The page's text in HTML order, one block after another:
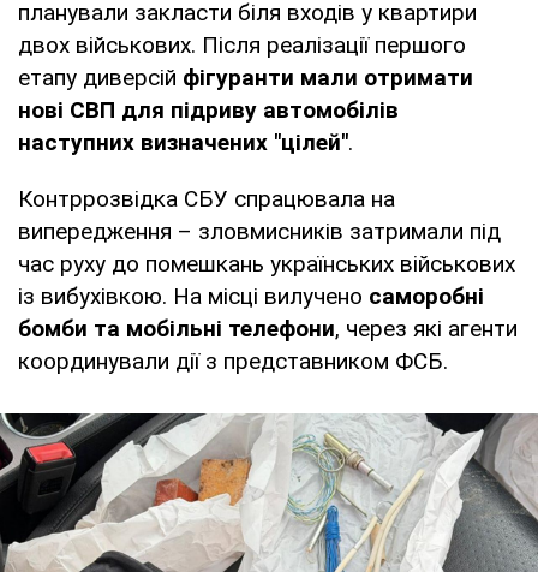
планували закласти біля входів у квартири
двох військових. Після реалізації першого
етапу диверсій фігуранти мали отримати
нові СВП для підриву автомобілів
наступних визначених "цілей".
Контррозвідка СБУ спрацювала на
випередження – зловмисників затримали під
час руху до помешкань українських військових
із вибухівкою. На місці вилучено саморобні
бомби та мобільні телефони, через які агенти
координували дії з представником ФСБ.